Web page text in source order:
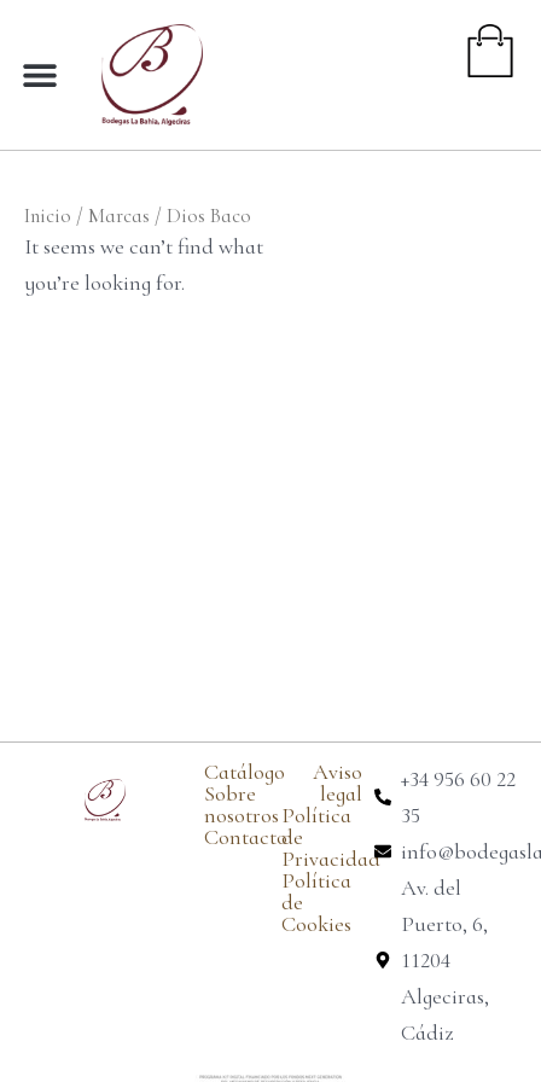
contenido
Inicio / Marcas / Dios Baco
It seems we can’t find what
you’re looking for.
Catálogo
Sobre
nosotros
Contacto
Aviso
legal
Política
de
Privacidad
Política
de
Cookies
+34 956 60 22
35
Av. del
Puerto, 6,
11204
Algeciras,
Cádiz